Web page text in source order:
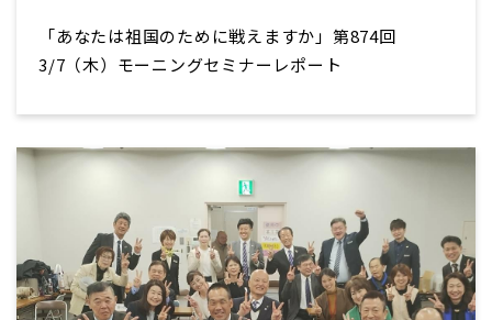
「あなたは祖国のために戦えますか」第874回
3/7（木）モーニングセミナーレポート